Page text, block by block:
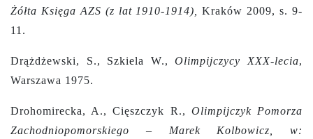
Żółta Księga AZS (z lat 1910-1914),
Kraków 2009, s. 9-
11.
Drążdżewski, S., Szkiela W.,Olimpijczycy XXX-lecia,
Warszawa 1975.
Drohomirecka, A., Cięszczyk R., Olimpijczyk Pomorza
Zachodniopomorskiego – Marek Kolbowicz, w: